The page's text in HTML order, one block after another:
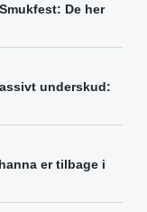
De her
underskud:
er tilbage i